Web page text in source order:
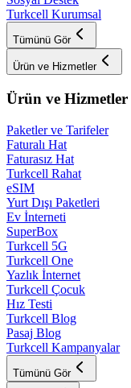
Turkcell Kurumsal
Tümünü Gör
Ürün ve Hizmetler
Ürün ve Hizmetler
Paketler ve Tarifeler
Faturalı Hat
Faturasız Hat
Turkcell Rahat
eSIM
Yurt Dışı Paketleri
Ev İnterneti
SuperBox
Turkcell 5G
Turkcell One
Yazlık İnternet
Turkcell Çocuk
Hız Testi
Turkcell Blog
Pasaj Blog
Turkcell Kampanyalar
Tümünü Gör